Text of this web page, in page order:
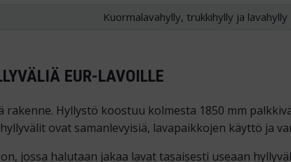
Kuormalavahylly, trukkihylly ja lavahylly
EUR-LAVOILLE
Hyllystö koostuu kolmesta 1850 mm
ovat samanlevyisiä, lavapaikkojen käyttö ja
jossa halutaan jakaa lavat tasaisesti useaan